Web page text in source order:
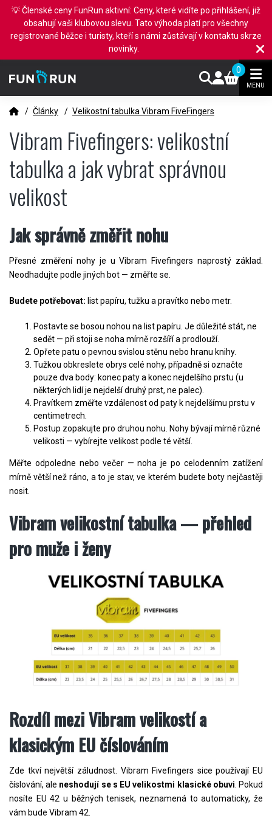
0
MENU
/ Články / Velikostní tabulka Vibram FiveFingers
Vibram Fivefingers: velikostní
tabulka a jak vybrat správnou
velikost
Jak správně změřit nohu
Přesné změření nohy je u Vibram Fivefingers naprostý základ.
Neodhadujte podle jiných bot — změřte se.
Budete potřebovat: list papíru, tužku a pravítko nebo metr.
Postavte se bosou nohou na list papíru. Je důležité stát, ne
sedět — při stoji se noha mírně rozšíří a prodlouží.
Opřete patu o pevnou svislou stěnu nebo hranu knihy.
Tužkou obkreslete obrys celé nohy, případně si označte
pouze dva body: konec paty a konec nejdelšího prstu (u
některých lidí je nejdelší druhý prst, ne palec).
Pravítkem změřte vzdálenost od paty k nejdelšímu prstu v
centimetrech.
Postup zopakujte pro druhou nohu. Nohy bývají mírně různé
velikosti — vybírejte velikost podle té větší.
Měřte odpoledne nebo večer — noha je po celodenním zatížení
mírně větší než ráno, a to je stav, ve kterém budete boty nejčastěji
nosit.
Vibram velikostní tabulka — přehled
pro muže i ženy
Rozdíl mezi Vibram velikostí a
klasickým EU číslováním
Zde tkví největší záludnost. Vibram Fivefingers sice používají EU
číslování, ale neshodují se s EU velikostmi klasické obuvi . Pokud
nosíte EU 42 u běžných tenisek, neznamená to automaticky, že
vám bude Vibram 42.
💡 Členské ceny FunRun aktivní: Ceny, které vidíte po přihlášení, již
obsahují vaši klubovou slevu. Tato výhoda platí pro všechny
registrované běžce i turisty, kteří s námi zůstávají v kontaktu skrze
novinky.